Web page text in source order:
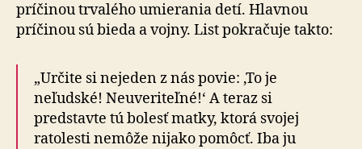
príčinou trvalého umierania detí. Hlavnou
príčinou sú bieda a vojny. List pokračuje takto:
„Určite si nejeden z nás povie: ‚To je
neľudské! Neuveriteľné!‘ A teraz si
predstavte tú bolesť matky, ktorá svojej
ratolesti nemôže nijako pomôcť. Iba ju